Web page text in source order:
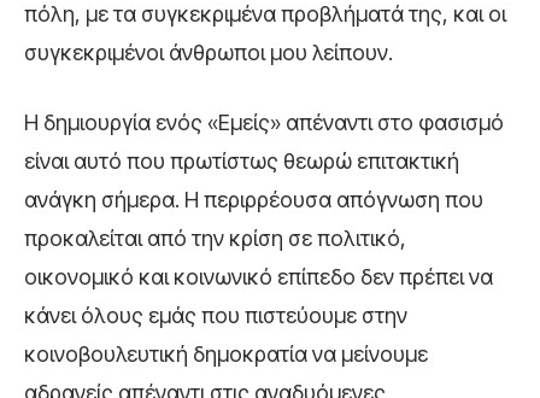
πόλη, με τα συγκεκριμένα προβλήματά της, και οι
συγκεκριμένοι άνθρωποι μου λείπουν.
Η δημιουργία ενός «Εμείς» απέναντι στο φασισμό
είναι αυτό που πρωτίστως θεωρώ επιτακτική
ανάγκη σήμερα. Η περιρρέουσα απόγνωση που
προκαλείται από την κρίση σε πολιτικό,
οικονομικό και κοινωνικό επίπεδο δεν πρέπει να
κάνει όλους εμάς που πιστεύουμε στην
κοινοβουλευτική δημοκρατία να μείνουμε
αδρανείς απέναντι στις αναδυόμενες